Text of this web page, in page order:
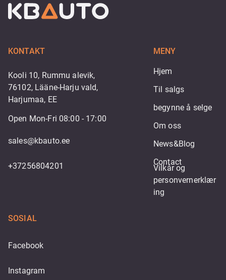
KONTAKT
Kooli 10, Rummu alevik,
76102, Lääne-Harju vald,
Harjumaa, EE
Open Mon-Fri 08:00 - 17:00
sales@kbauto.ee
+37256804201
MENY
Hjem
Til salgs
begynne å selge
Om oss
News&Blog
Contact
Vilkår og
personvernerklær
ing
SOSIAL
Facebook
Instagram